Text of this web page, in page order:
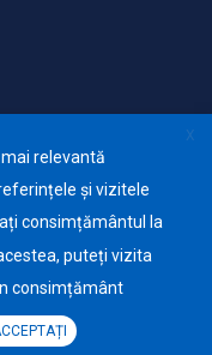
(GDPR)
urilor
X
relevantă
și vizitele
consimțământul la
puteți vizita
consimțământ